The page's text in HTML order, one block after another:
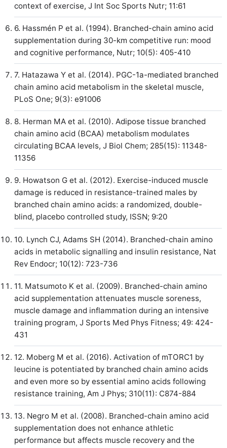
context of exercise, J Int Soc Sports Nutr; 11:61
6. Hassmén P et al. (1994). Branched-chain amino acid
supplementation during 30-km competitive run: mood
and cognitive performance, Nutr; 10(5): 405-410
7. Hatazawa Y et al. (2014). PGC-1a-mediated branched
chain amino acid metabolism in the skeletal muscle,
PLoS One; 9(3): e91006
8. Herman MA et al. (2010). Adipose tissue branched
chain amino acid (BCAA) metabolism modulates
circulating BCAA levels, J Biol Chem; 285(15): 11348-
11356
9. Howatson G et al. (2012). Exercise-induced muscle
damage is reduced in resistance-trained males by
branched chain amino acids: a randomized, double-
blind, placebo controlled study, ISSN; 9:20
10. Lynch CJ, Adams SH (2014). Branched-chain amino
acids in metabolic signalling and insulin resistance, Nat
Rev Endocr; 10(12): 723-736
11. Matsumoto K et al. (2009). Branched-chain amino
acid supplementation attenuates muscle soreness,
muscle damage and inflammation during an intensive
training program, J Sports Med Phys Fitness; 49: 424-
431
12. Moberg M et al. (2016). Activation of mTORC1 by
leucine is potentiated by branched chain amino acids
and even more so by essential amino acids following
resistance training, Am J Phys; 310(11): C874-884
13. Negro M et al. (2008). Branched-chain amino acid
supplementation does not enhance athletic
performance but affects muscle recovery and the